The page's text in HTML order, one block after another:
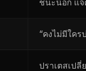
“คงไม่มีใค
ปราเตสเป